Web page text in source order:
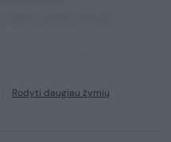
Rodyti daugiau žymių